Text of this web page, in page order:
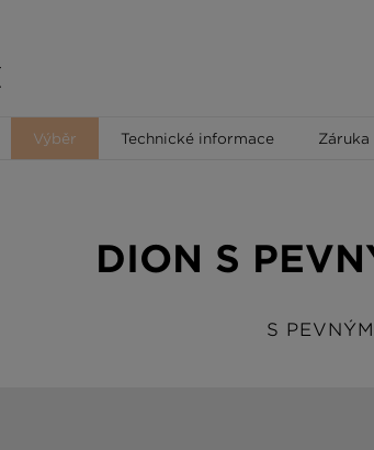
Výběr Technické informace Záruka
DION S
S